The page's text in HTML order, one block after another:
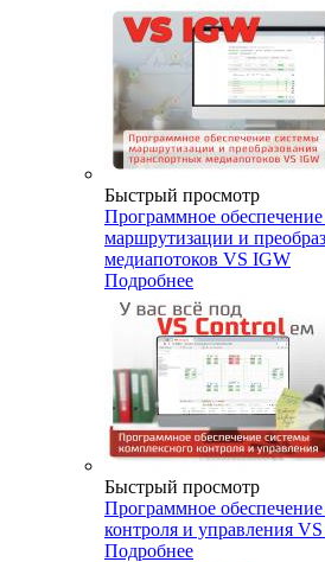
Быстрый просмотр
Программное
маршрутизации и
медиапотоков VS IGW
Подробнее
Быстрый просмотр
Программное
контроля и управления
Подробнее